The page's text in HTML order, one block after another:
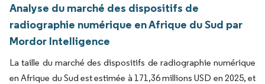
Analyse du marché des dispositifs de
radiographie numérique en Afrique du Sud par
Mordor Intelligence
La taille du marché des dispositifs de radiographie numérique
en Afrique du Sud est estimée à 171,36 millions USD en 2025, et